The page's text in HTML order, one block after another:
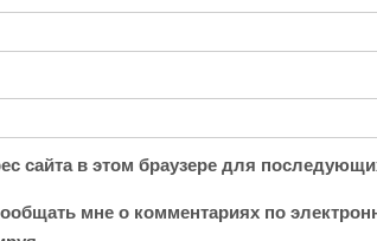
сайта в этом браузере для
мне о комментариях по